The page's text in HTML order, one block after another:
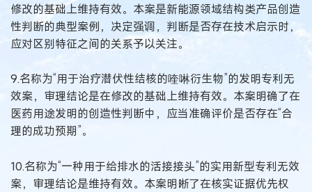
修改的基础上维持有效。本案是新能源领域结构类产品创造
性判断的典型案例，决定强调，判断是否存在技术启示时，
应对区别特征之间的关系予以关注。
9.名称为“用于治疗潜伏性结核的喹啉衍生物”的发明专利无
效案，审理结论是在修改的基础上维持有效。本案明确了在
医药用途发明的创造性判断中，应当准确评价是否存在“合
理的成功预期”。
10.名称为“一种用于给排水的活接接头”的实用新型专利无效
案，审理结论是维持有效。本案明晰了在核实证据优先权